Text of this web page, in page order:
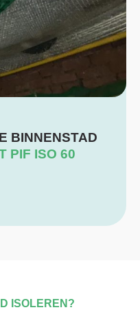
BINNENSTAD
PIF ISO 60
ISOLEREN?